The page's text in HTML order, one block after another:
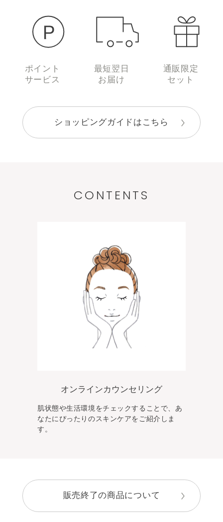
ポイント
サービス
最短翌日
お届け
通販限定
セット
ショッピングガイドはこちら
CONTENTS
オンラインカウンセリング
肌状態や生活環境をチェックすることで、あ
なたにぴったりのスキンケアをご紹介しま
す。
販売終了の商品について